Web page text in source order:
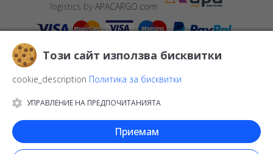
logistics by APACARGO.com
© 2016-2026 StarGift Romania,București
12, parter,Sector 1, cod postal012178,email:
contact@stargift.bg
www.stargift.bg
Този сайт използва бисквитки
cookie_description Политика за бисквитки
УПРАВЛЕНИЕ НА ПРЕДПОЧИТАНИЯТА
Приемам